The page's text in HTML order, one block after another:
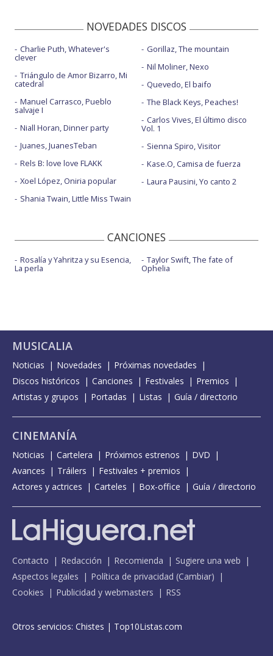
NOVEDADES DISCOS
Charlie Puth, Whatever's
clever
Triángulo de Amor Bizarro, Mi
catedral
Manuel Carrasco, Pueblo
salvaje I
Niall Horan, Dinner party
Juanes, JuanesTeban
Rels B: love love FLAKK
Xoel López, Oniria popular
Shania Twain, Little Miss Twain
Gorillaz, The mountain
Nil Moliner, Nexo
Quevedo, El baifo
The Black Keys, Peaches!
Carlos Vives, El último disco
Vol. 1
Sienna Spiro, Visitor
Kase.O, Camisa de fuerza
Laura Pausini, Yo canto 2
CANCIONES
Rosalía y Yahritza y su Esencia,
La perla
Taylor Swift, The fate of
Ophelia
MUSICALIA
Noticias Novedades
Próximas novedades
Discos históricos
Canciones Festivales
Premios
Artistas y grupos
Portadas Listas Guía / directorio
CINEMANÍA
Noticias Cartelera Próximos estrenos
DVD
Avances
Tráilers
Festivales + premios
Actores y actrices
Carteles Box-office Guía / directorio
Contacto Redacción Recomienda
Sugiere una web
Aspectos legales
Política de privacidad (Cambiar)
Cookies
Publicidad y webmasters RSS
Otros servicios: Chistes | Top10Listas.com